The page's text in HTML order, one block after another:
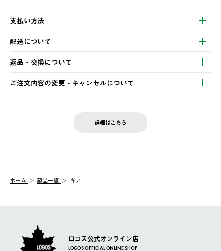
支払い方法
以下のいずれかの方法でお支払いいただけます。
・クレジットカード決済
・コンビニ決済
・Pay-easy決済
配送について
【発送スケジュール】
ご注文・ご入金完了より2営業日以内に商品を発送いたします。
土日祝の発送はございませんので、木曜日以降のご注文は週明け
の発送となる場合がございます。
【配送業者】
佐川急便にて配送されます。
返品・交換について
※お客様都合の場合
お客様都合の返品にかかる送料は、お客様ご負担とさせていただ
一度お手元の商品を返品いただき、ご希望商品を再注文してくだ
ご注文内容の変更・キャンセルについて
LOGOS FAMILY会員の方は、会員マイページ内 購入履歴画面に
詳細はこちら
ホーム 製品一覧 ギア
ロゴス公式オンライン店
LOGOS OFFICIAL ONLINE SHOP